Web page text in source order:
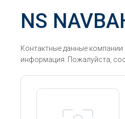
NS
Контактные данные
информация. Пожалуйста,